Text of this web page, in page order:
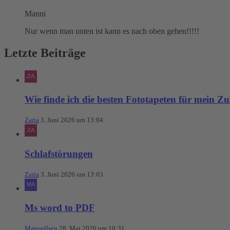
Manni
Nur wenn man unten ist kann es nach oben gehen!!!!!
Letzte Beiträge
Wie finde ich die besten Fototapeten für mein
Zaria 3. Juni 2026 um 13:04
Schlafstörungen
Zaria 3. Juni 2026 um 13:03
Ms word to PDF
Manuellsen 28. Mai 2026 um 10:31